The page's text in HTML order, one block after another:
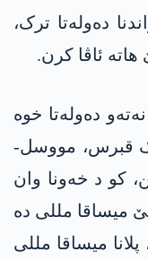
دەولەتا ترک،
ھاتە ئاڤا کرن.
دەولەتا خوە
قبرس، مووسل-
کو د خەونا وان
میساقا مللی دە
میساقا مللی